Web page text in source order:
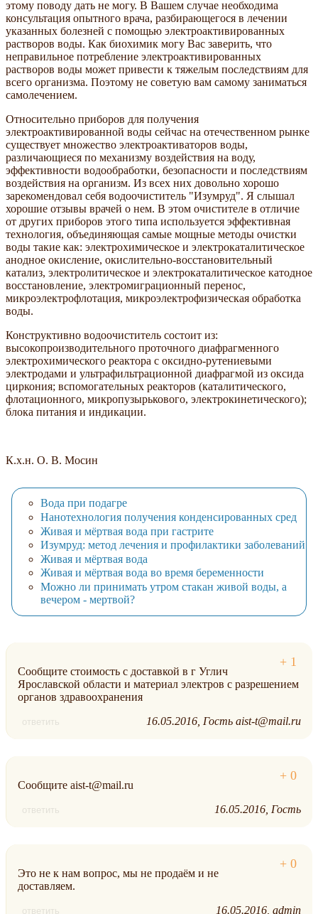
этому поводу дать не могу. В Вашем случае необходима
консультация опытного врача, разбирающегося в лечении
указанных болезней с помощью электроактивированных
растворов воды. Как биохимик могу Вас заверить, что
неправильное потребление электроактивированных
растворов воды может привести к тяжелым последствиям для
всего организма. Поэтому не советую вам самому заниматься
самолечением.
Относительно приборов для получения
электроактивированной воды сейчас на отечественном рынке
существует множество электроактиваторов воды,
различающиеся по механизму воздействия на воду,
эффективности водообработки, безопасности и последствиям
воздействия на организм. Из всех них довольно хорошо
зарекомендовал себя водоочиститель "Изумруд". Я слышал
хорошие отзывы врачей о нем. В этом очистителе в отличие
от других приборов этого типа используется эффективная
технология, объединяющая самые мощные методы очистки
воды такие как: электрохимическое и электрокаталитическое
анодное окисление, окислительно-восстановительный
катализ, электролитическое и электрокаталитическое катодное
восстановление, электромиграционный перенос,
микроэлектрофлотация, микроэлектрофизическая обработка
воды.
Конструктивно водоочиститель состоит из:
высокопроизводительного проточного диафрагменного
электрохимического реактора с оксидно-рутениевыми
электродами и ультрафильтрационной диафрагмой из оксида
циркония; вспомогательных реакторов (каталитического,
флотационного, микропузырькового, электрокинетического);
блока питания и индикации.
К.х.н. О. В. Мосин
Вода при подагре
Нанотехнология получения конденсированных сред
Живая и мёртвая вода при гастрите
Изумруд: метод лечения и профилактики заболеваний
Живая и мёртвая вода
Живая и мёртвая вода во время беременности
Можно ли принимать утром стакан живой воды, а
вечером - мертвой?
Сообщите стоимость с доставкой в г Углич
Ярославской области и материал электров с разрешением
органов здравоохранения
ответить 16.05.2016 Гость aist-t@mail.ru
Сообщите aist-t@mail.ru
ответить 16.05.2016 Гость
Это не к нам вопрос, мы не продаём и не
доставляем.
ответить 16.05.2016 admin